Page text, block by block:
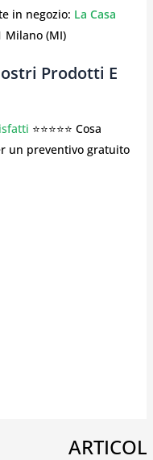
in negozio: La Casa
Milano (MI)
Prodotti E
⭐⭐⭐⭐⭐ Cosa
un preventivo gratuito